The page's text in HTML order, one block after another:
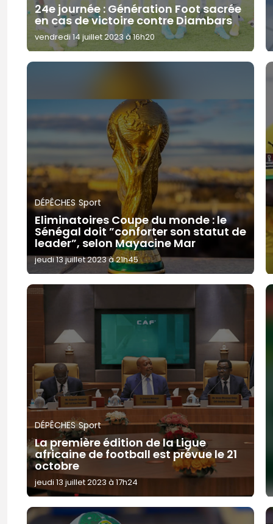
24e journée : Génération Foot sacrée
en cas de victoire contre Diambars
vendredi 14 juillet 2023 à 16h20
DÉPÊCHES Sport
Eliminatoires Coupe du monde : le
Sénégal doit ”conforter son statut de
leader”, selon Mayacine Mar
jeudi 13 juillet 2023 à 21h45
DÉPÊCHES Sport
La première édition de la Ligue
africaine de football est prévue le 21
octobre
jeudi 13 juillet 2023 à 17h24